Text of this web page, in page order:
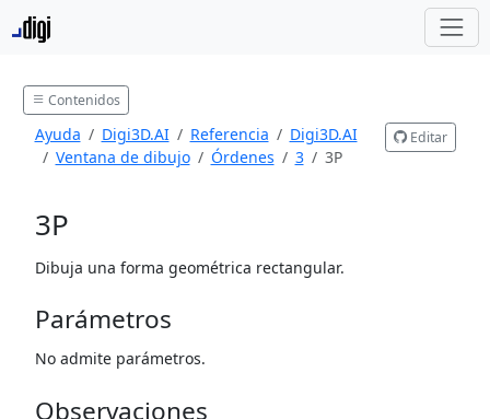
Contenidos
Ayuda Digi3D.AI Referencia
Digi3D.AI
Ventana de dibujo
Órdenes 3 3P
Editar
3P
Dibuja una forma geométrica rectangular.
Parámetros
No admite parámetros.
Observaciones